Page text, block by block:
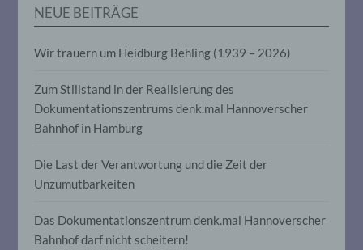
NEUE BEITRÄGE
Wir trauern um Heidburg Behling (1939 – 2026)
Zum Stillstand in der Realisierung des
Dokumentationszentrums denk.mal Hannoverscher
Bahnhof in Hamburg
Die Last der Verantwortung und die Zeit der
Unzumutbarkeiten
Das Dokumentationszentrum denk.mal Hannoverscher
Bahnhof darf nicht scheitern!
Gesundheit, persönlicher Vorlieben,
Interessen, Zuverlässigkeit, Verhalten,
natürlichen Person zu analysieren oder
vorherzusagen.
f) Pseudonymisierung
personenbezogener Daten in einer Weise,
auf welche die personenbezogenen Daten
spezifischen betroffenen Person
zugeordnet werden können, sofern diese